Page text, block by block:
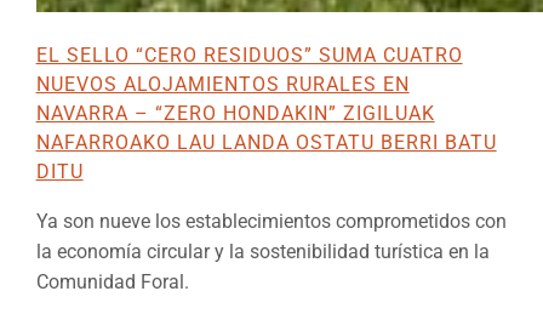
EL SELLO “CERO RESIDUOS” SUMA CUATRO
NUEVOS ALOJAMIENTOS RURALES EN
NAVARRA – “ZERO HONDAKIN” ZIGILUAK
NAFARROAKO LAU LANDA OSTATU BERRI BATU
DITU
Ya son nueve los establecimientos comprometidos con
la economía circular y la sostenibilidad turística en la
Comunidad Foral.